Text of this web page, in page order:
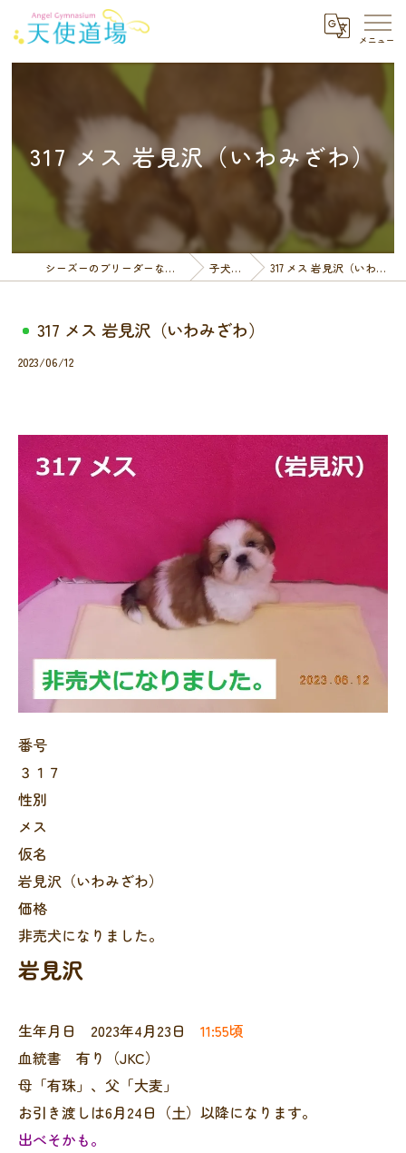
317 メス 岩見沢（いわみざわ）
シーズーのブリーダーなら天使道場 子犬一覧 317 メス 岩見沢（いわみざわ）
317 メス 岩見沢（いわみざわ）
2023/06/12
番号
３１７
性別
メス
仮名
岩見沢（いわみざわ）
価格
非売犬になりました。
岩見沢
生年月日 2023年4月23日 11:55頃
血統書 有り（JKC）
母「有珠」、父「大麦」
お引き渡しは6月24日（土）以降になります。
出べそかも。